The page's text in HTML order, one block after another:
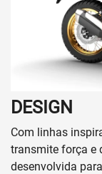
DESIGN
Com linhas
transmite força e
desenvolvida